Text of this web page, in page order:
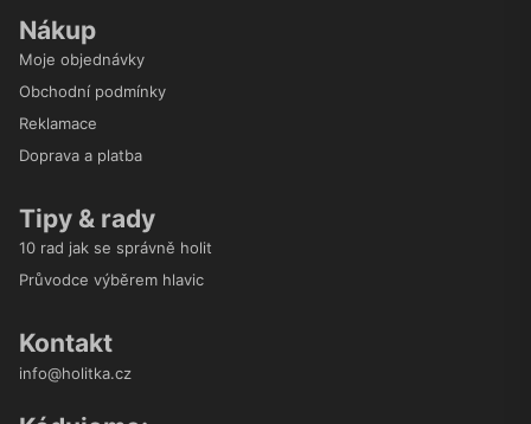
Nákup
Moje objednávky
Obchodní podmínky
Reklamace
Doprava a platba
Tipy & rady
10 rad jak se správně holit
Průvodce výběrem hlavic
Kontakt
info@holitka.cz